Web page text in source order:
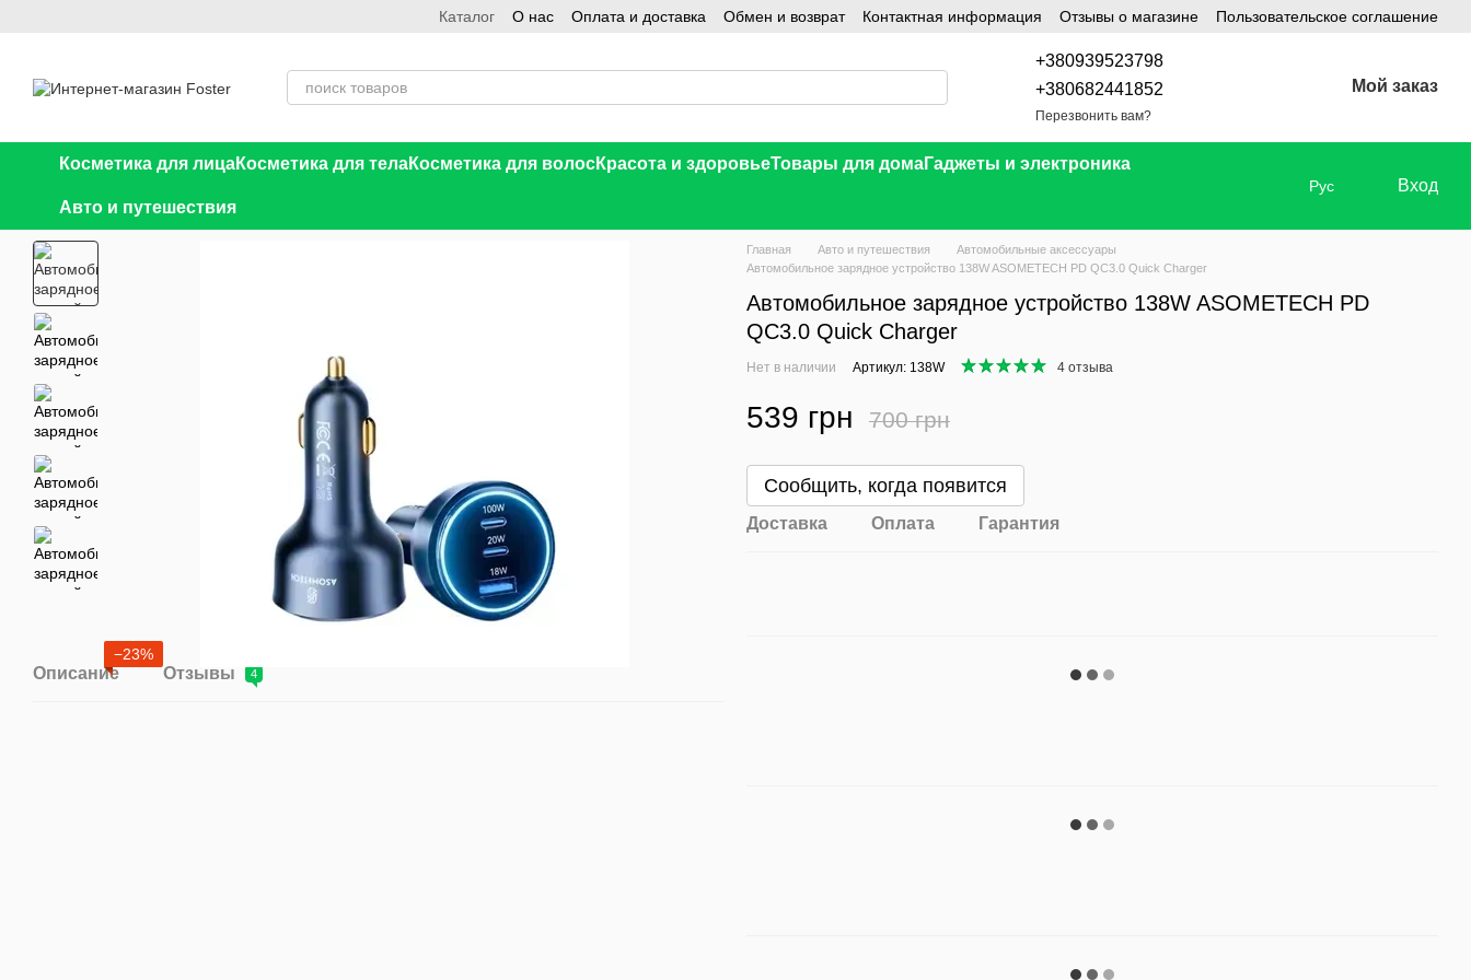
Каталог О нас Оплата и доставка Обмен и возврат Контактная информация Отзывы о магазине Пользовательское соглашение
+380939523798
+380682441852
Перезвонить вам?
Мой заказ
Косметика для лицаКосметика для телаКосметика для волосКрасота и здоровьеТовары для домаГаджеты и электроника
Авто и путешествия
Рус Вход
−23%
Описание Отзывы 4
Главная Авто и путешествия
Автомобильные аксессуары
Автомобильное зарядное устройство 138W ASOMETECH PD QC3.0 Quick Charger
Автомобильное зарядное устройство 138W ASOMETECH PD
QC3.0 Quick Charger
Нет в наличии Артикул: 138W 4 отзыва
539 грн 700 грн
В желания
Сообщить, когда появится
Доставка Оплата Гарантия